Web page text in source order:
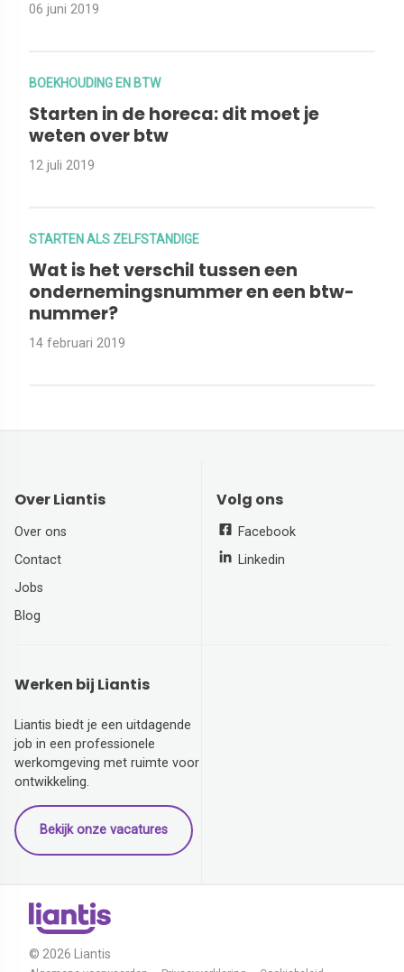
06 juni 2019
BOEKHOUDING EN BTW
Starten in de horeca: dit moet je
weten over btw
12 juli 2019
STARTEN ALS ZELFSTANDIGE
Wat is het verschil tussen een
ondernemingsnummer en een btw-
nummer?
14 februari 2019
Over Liantis
Over ons
Contact
Jobs
Blog
Volg ons
Facebook
Linkedin
Werken bij Liantis
Liantis biedt je een uitdagende
job in een professionele
werkomgeving met ruimte voor
ontwikkeling.
Bekijk onze vacatures
© 2026 Liantis